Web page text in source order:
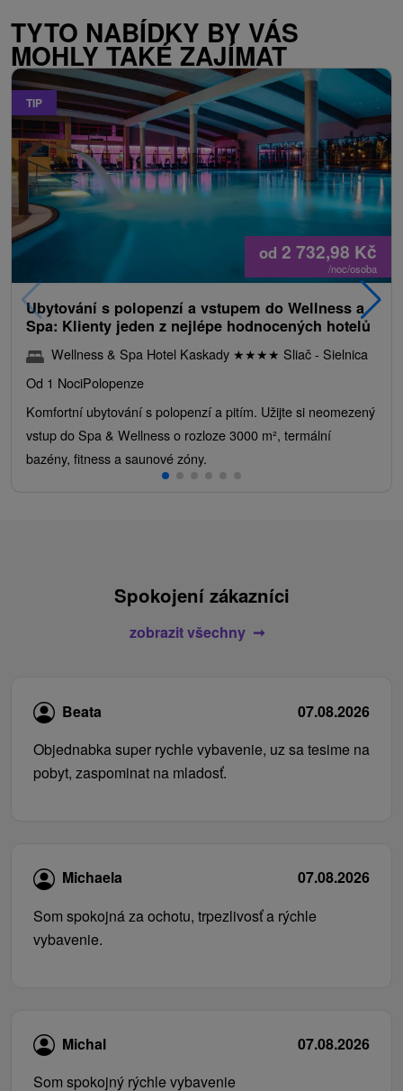
TYTO NABÍDKY BY VÁS
MOHLY TAKÉ ZAJÍMAT
TIP
od 2 732,98 Kč
/noc/osoba
Ubytování s polopenzí a vstupem do Wellness a
Spa: Klienty jeden z nejlépe hodnocených hotelů
Wellness & Spa Hotel Kaskady ★★★★ Sliač - Sielnica
Od 1 NociPolopenze
Komfortní ubytování s polopenzí a pitím. Užijte si neomezený
vstup do Spa & Wellness o rozloze 3000 m², termální
bazény, fitness a saunové zóny.
Spokojení zákazníci
zobrazit všechny
Beata
07.08.2026
Objednabka super rychle vybavenie, uz sa tesime na
pobyt, zaspominat na mladosť.
Michaela
07.08.2026
Som spokojná za ochotu, trpezlivosť a rýchle
vybavenie.
Michal
07.08.2026
Som spokojný rýchle vybavenie